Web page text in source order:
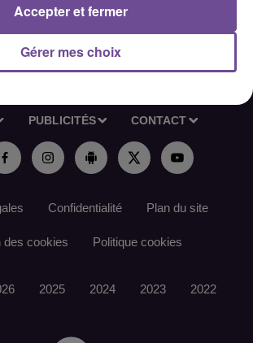
PUBLICITÉS CONTACT
Confidentialité Plan du site
des cookies Politique cookies
2025 2024 2023 2022
Gérer mes choix
Accepter et fermer